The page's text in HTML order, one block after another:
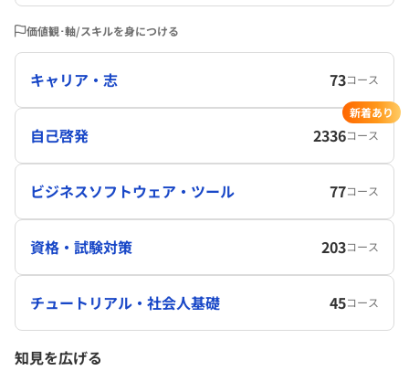
価値観･軸/スキルを身につける
キャリア・志 73コース
自己啓発 2336コース
新着あり
ビジネスソフトウェア・ツール 77コース
資格・試験対策 203コース
チュートリアル・社会人基礎 45コース
知見を広げる